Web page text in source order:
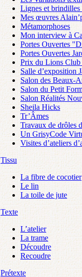
Lignes et
Mes œuvres
Métamorphoses
Mon interview à
Portes Ouvertes
Portes Ouvertes
Prix du Lions Club
Salle d’exposition
Salon des Beaux-
Salon du Petit
Salon Réalités
Sheila Hicks
Tr’Âmes
Travaux de drôles
Un GrisyCode
Visites d’ateliers
Tissu
La fibre de cocotier
Le lin
La toile de jute
Texte
L’atelier
La trame
Découdre
Recoudre
Prétexte